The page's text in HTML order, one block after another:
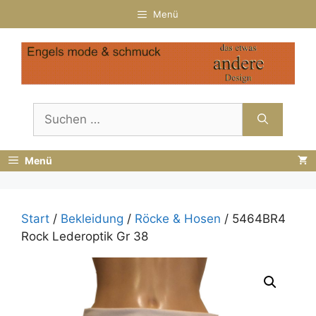
Inhalt
springen
Menü
nach:
Menü
Start / Bekleidung / Röcke & Hosen / 5464BR4
Rock Lederoptik Gr 38